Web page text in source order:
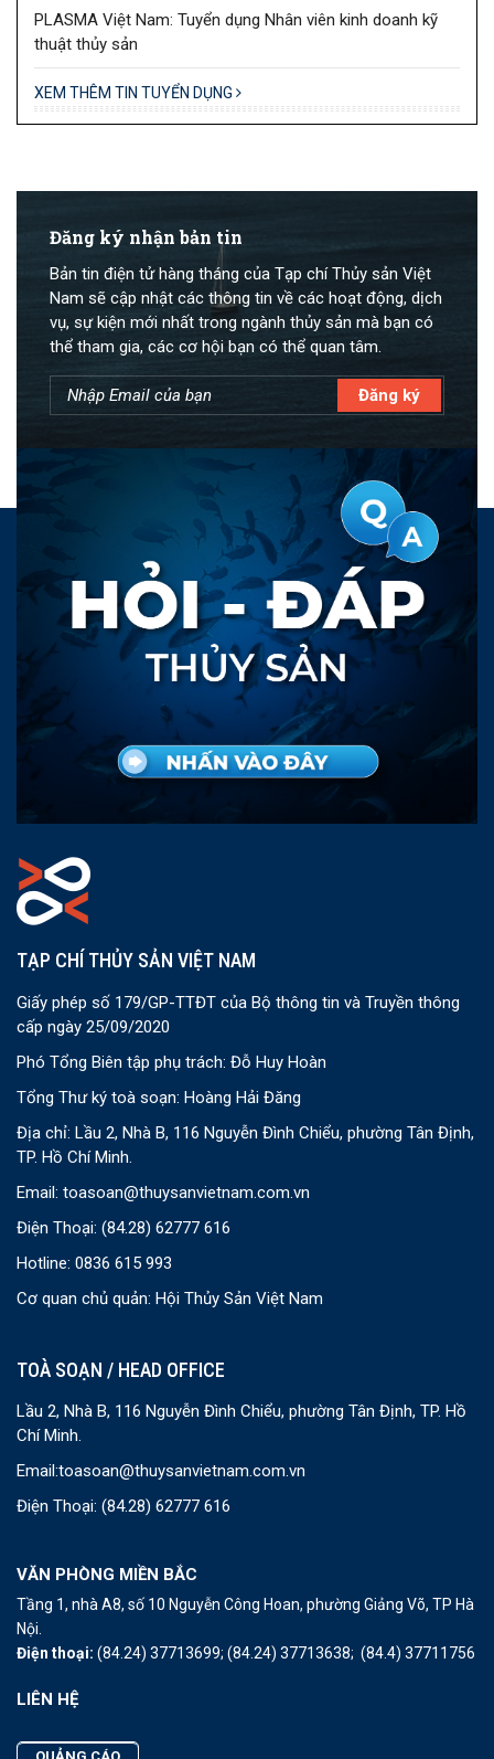
PLASMA Việt Nam: Tuyển dụng Nhân viên kinh doanh kỹ
thuật thủy sản
XEM THÊM TIN TUYỂN DỤNG
Đăng ký nhận bản tin
Bản tin điện tử hàng tháng của Tạp chí Thủy sản Việt
Nam sẽ cập nhật các thông tin về các hoạt động, dịch
vụ, sự kiện mới nhất trong ngành thủy sản mà bạn có
thể tham gia, các cơ hội bạn có thể quan tâm.
TẠP CHÍ THỦY SẢN VIỆT NAM
Giấy phép số 179/GP-TTĐT của Bộ thông tin và Truyền thông
cấp ngày 25/09/2020
Phó Tổng Biên tập phụ trách: Đỗ Huy Hoàn
Tổng Thư ký toà soạn: Hoàng Hải Đăng
Địa chỉ: Lầu 2, Nhà B, 116 Nguyễn Đình Chiểu, phường Tân Định,
TP. Hồ Chí Minh.
Email: toasoan@thuysanvietnam.com.vn
Điện Thoại: (84.28) 62777 616
Hotline: 0836 615 993
Cơ quan chủ quản: Hội Thủy Sản Việt Nam
TOÀ SOẠN / HEAD OFFICE
Lầu 2, Nhà B, 116 Nguyễn Đình Chiểu, phường Tân Định, TP. Hồ
Chí Minh.
Email:toasoan@thuysanvietnam.com.vn
Điện Thoại: (84.28) 62777 616
VĂN PHÒNG MIỀN BẮC
Tầng 1, nhà A8, số 10 Nguyễn Công Hoan, phường Giảng Võ, TP Hà
Nội.
Điện thoại: (84.24) 37713699; (84.24) 37713638; (84.4) 37711756
LIÊN HỆ